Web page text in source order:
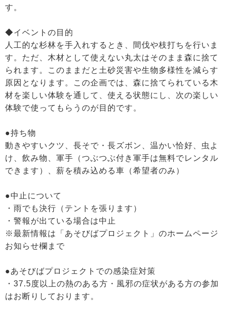
す。
◆イベントの目的
人工的な杉林を手入れするとき、間伐や枝打ちを行いま
す。ただ、木材として使えない丸太はそのまま森に捨て
られます。このままだと土砂災害や生物多様性を減らす
原因となります。この企画では、森に捨てられている木
材を楽しい体験を通して、使える状態にし、次の楽しい
体験で使ってもらうのが目的です。
●持ち物
動きやすいクツ、長そで・長ズボン、温かい恰好、虫よ
け、飲み物、軍手（つぶつぶ付き軍手は無料でレンタル
できます）、薪を積み込める車（希望者のみ）
●中止について
・雨でも決行（テントを張ります）
・警報が出ている場合は中止
※最新情報は「あそびばプロジェクト」のホームページ
お知らせ欄まで
●あそびばプロジェクトでの感染症対策
・37.5度以上の熱のある方・風邪の症状がある方の参加
はお断りしております。